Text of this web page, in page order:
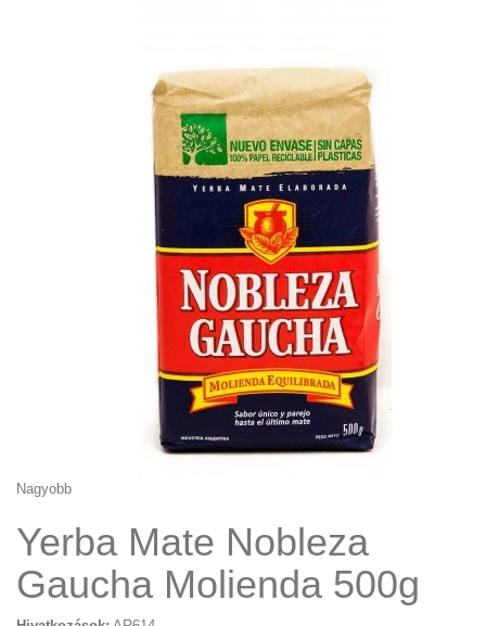
Nagyobb
Yerba Mate Nobleza
Gaucha Molienda 500g